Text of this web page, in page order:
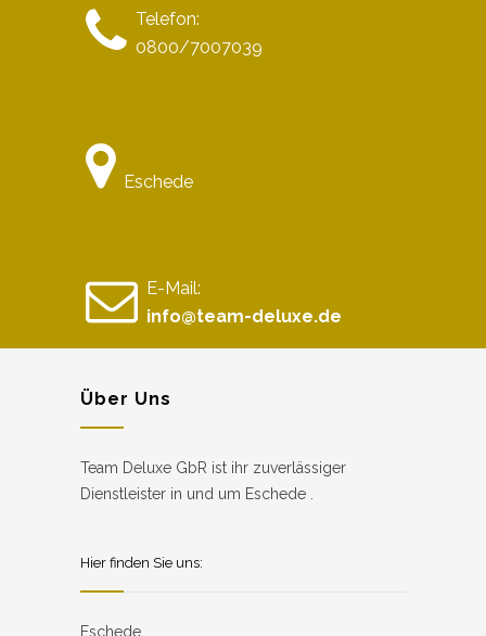
Telefon:
0800/7007039
Eschede
E-Mail:
info@team-deluxe.de
Über Uns
Team Deluxe GbR ist ihr zuverlässiger
Dienstleister in und um Eschede .
Hier finden Sie uns:
Eschede